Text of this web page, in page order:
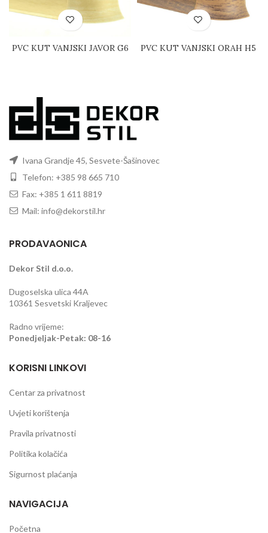
PVC KUT VANJSKI JAVOR G6 PVC KUT VANJSKI ORAH H5
Ivana Grandje 45, Sesvete-Šašinovec
Telefon: +385 98 665 710
Fax: +385 1 611 8819
Mail: info@dekorstil.hr
PRODAVAONICA
Dekor Stil d.o.o.
Dugoselska ulica 44A
10361 Sesvetski Kraljevec
Radno vrijeme:
Ponedjeljak-Petak: 08-16
KORISNI LINKOVI
Centar za privatnost
Uvjeti korištenja
Pravila privatnosti
Politika kolačića
Sigurnost plaćanja
NAVIGACIJA
Početna